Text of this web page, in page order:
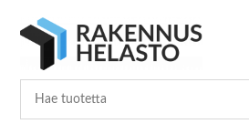
pääsisältöön
ensisijaiseen
alatunnisteeseen